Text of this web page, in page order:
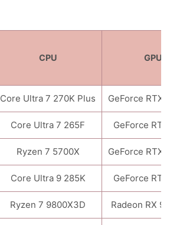
CPU GPU
Core Ultra 7 270K Plus GeForce RTX
Core Ultra 7 265F GeForce
Ryzen 7 5700X GeForce RTX
Core Ultra 9 285K GeForce
Ryzen 7 9800X3D Radeon RX